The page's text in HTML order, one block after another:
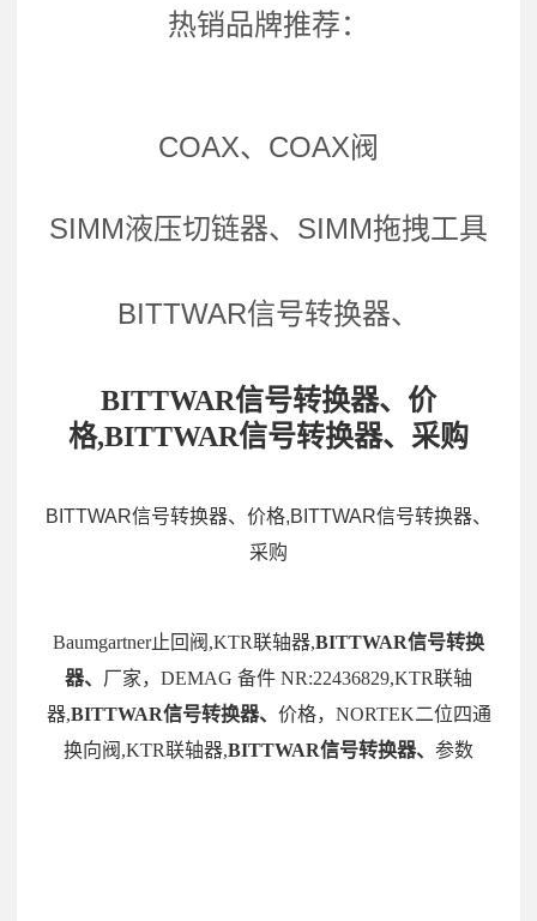
热销品牌推荐：
COAX、COAX阀
SIMM液压切链器、SIMM拖拽工具
BITTWAR信号转换器、
BITTWAR信号转换器、价
格,BITTWAR信号转换器、采购
BITTWAR信号转换器、价格,BITTWAR信号转换器、
采购
Baumgartner止回阀,KTR联轴器,BITTWAR信号转换
器、 厂家，DEMAG 备件 NR:22436829,KTR联轴
器,BITTWAR信号转换器、 价格，NORTEK二位四通
换向阀,KTR联轴器,BITTWAR信号转换器、 参数